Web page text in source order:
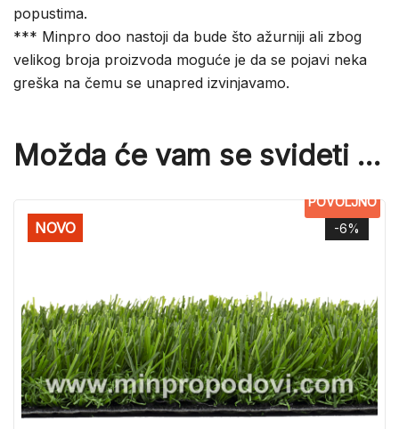
popustima.
*** Minpro doo nastoji da bude što ažurniji ali zbog
velikog broja proizvoda moguće je da se pojavi neka
greška na čemu se unapred izvinjavamo.
Možda će vam se svideti …
-6%
NOVO
POVOLJNO